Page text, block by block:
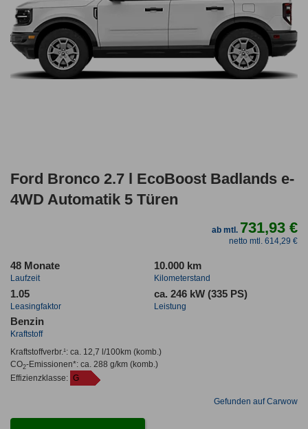
Ford Bronco 2.7 l EcoBoost Badlands e-
4WD Automatik 5 Türen
ab mtl. 731,93 €
netto mtl. 614,29 €
48 Monate
Laufzeit
10.000 km
Kilometerstand
1.05
Leasingfaktor
ca. 246 kW (335 PS)
Leistung
Benzin
Kraftstoff
Kraftstoffverbr.¹: ca. 12,7 l/100km(komb.)
CO2-Emissionen*: ca. 288 g/km(komb.)
Effizienzklasse: G
Gefunden auf Carwow